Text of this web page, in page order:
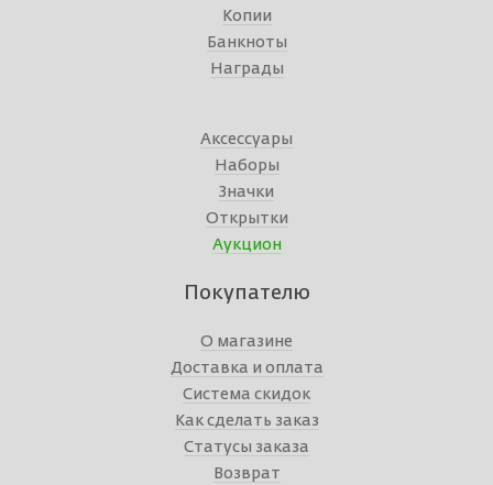
Копии
Банкноты
Награды
Аксессуары
Наборы
Значки
Открытки
Аукцион
Покупателю
О магазине
Доставка и оплата
Система скидок
Как сделать заказ
Статусы заказа
Возврат